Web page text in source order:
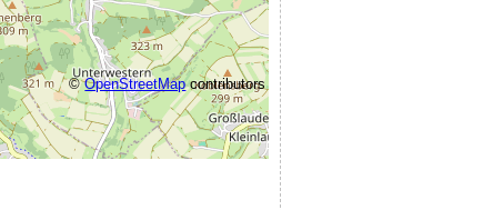
©OpenStreetMapcontributors